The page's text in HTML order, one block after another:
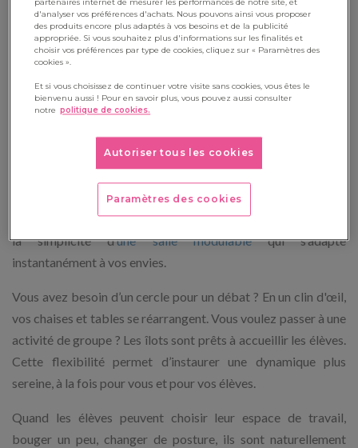
table ronde. Le mobilier flexible est là pour vous permettre
de mieux gérer.
Gérer la classe avec plus de
salle. Si vous avez déjà passé un temps infini à déplacer des
tables et des chaises avant chaque activité, vous allez adorer
la simplicité d’une salle modulablequi s’adapte
instantanément à vos envies.
Vous avez besoin d’un cercle pour un débat ? En un clin d'œil,
vos chaises et tables se réarrangent. Vous voulez passer à une
activité de groupe ? Les îlots sont prêts à accueillir les élèves.
Cette flexibilité permet d’instaurer une dynamique plus
sereine, à la fois pour vous et pour vos élèves.
Quand les élèves peuvent choisir leur espace de travail,
bouger un peu, changer de posture, ils sont naturellement
partenaires internet de mesurer les performances de notre site, et
d'analyser vos préférences d'achats. Nous pouvons ainsi vous proposer
des produits encore plus adaptés à vos besoins et de la publicité
appropriée. Si vous souhaitez plus d'informations sur les finalités et
choisir vos préférences par type de cookies, cliquez sur « Paramètres des
cookies ».
Et si vous choisissez de continuer votre visite sans cookies, vous êtes le
bienvenu aussi ! Pour en savoir plus, vous pouvez aussi consulter
notre politique de cookies.
Autoriser tous les cookies
Paramètres des cookies